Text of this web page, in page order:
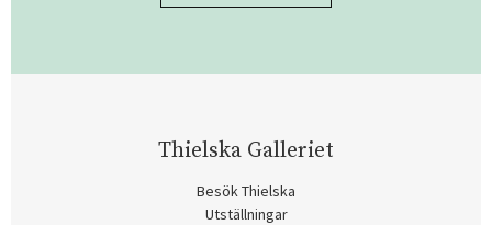
Thielska Galleriet
Besök Thielska
Utställningar